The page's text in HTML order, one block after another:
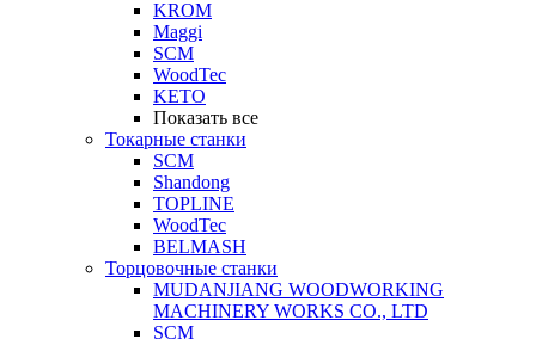
KROM
Maggi
SCM
WoodTec
KETO
Показать все
Токарные станки
SCM
Shandong
TOPLINE
WoodTec
BELMASH
Торцовочные станки
MUDANJIANG WOODWORKING
MACHINERY WORKS CO., LTD
SCM